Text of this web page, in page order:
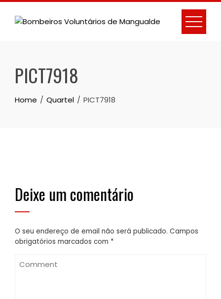
Skip
PICT7918
Home Quartel PICT7918
Deixe um comentário
O seu endereço de email não será publicado. Campos
obrigatórios marcados com *